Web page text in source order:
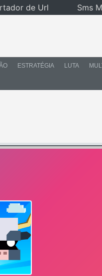
ESTRATÉGIA LUTA
de Url Sms